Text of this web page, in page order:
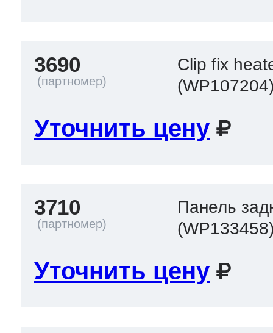
3690
Clip fix
Уточнить цену
3710
Панель
Уточнить цену